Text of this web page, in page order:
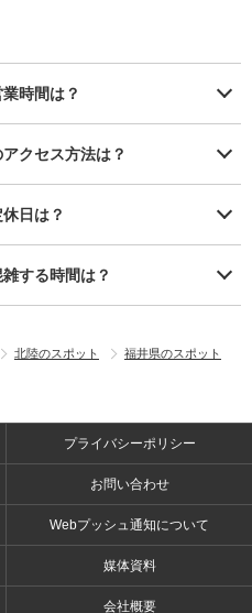
時間は？
クセス方法は？
日は？
する時間は？
北陸のスポット
福井県のスポット
プライバシーポリシー
お問い合わせ
Webプッシュ通知について
媒体資料
会社概要